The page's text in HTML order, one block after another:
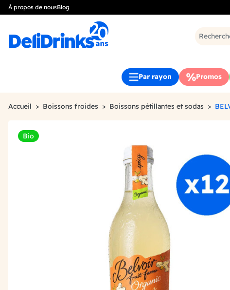
À propos de nousBlog
Par rayon Promos
Accueil Boissons froides Boissons pétillantes et sodas
Bio